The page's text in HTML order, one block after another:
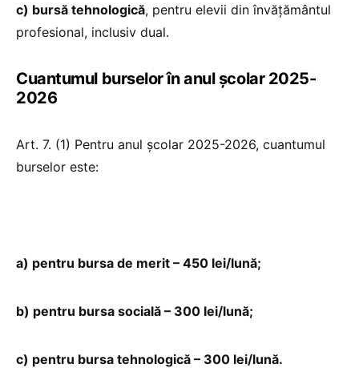
c) bursă tehnologică, pentru elevii din învăţământul
profesional, inclusiv dual.
Cuantumul burselor în anul şcolar 2025-
2026
Art. 7. (1) Pentru anul şcolar 2025-2026, cuantumul
burselor este:
a) pentru bursa de merit – 450 lei/lună;
b) pentru bursa socială – 300 lei/lună;
c) pentru bursa tehnologică – 300 lei/lună.